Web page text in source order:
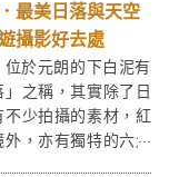
來一暏這個香港獨有
也是攝影好去處。
最美日落與天空
攝影好去處
於元朗的下白泥有
」之稱，其實除了日
少拍攝的素材，紅
，亦有獨特的六角